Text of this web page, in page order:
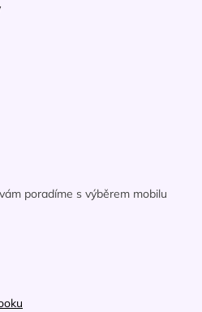
poradíme s výběrem mobilu